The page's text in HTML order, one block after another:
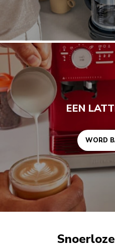
EEN
WORD
Word barista